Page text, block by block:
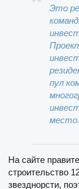
Это
пул
место.
На сайте
строительство
звезднорсти,